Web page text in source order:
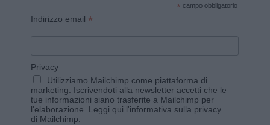
* campo obbligatorio
Indirizzo email *
Privacy
Utilizziamo Mailchimp come piattaforma di
marketing. Iscrivendoti alla newsletter accetti che le
tue informazioni siano trasferite a Mailchimp per
l'elaborazione. Leggi qui l'informativa sulla privacy
di Mailchimp